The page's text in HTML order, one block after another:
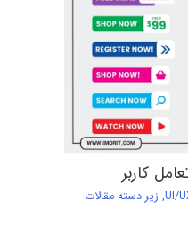
, زیر دسته مقالات